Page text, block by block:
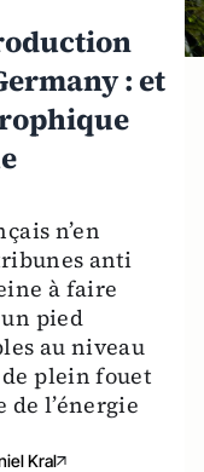
: et
n’en
anti
à faire
pied
au niveau
plein fouet
de l’énergie
Kral